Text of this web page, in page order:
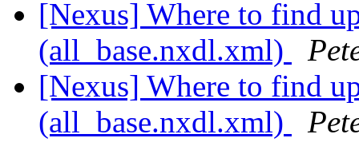
[Nexus] Where to find
(all_base.nxdl.xml)
[Nexus] Where to find
(all_base.nxdl.xml)